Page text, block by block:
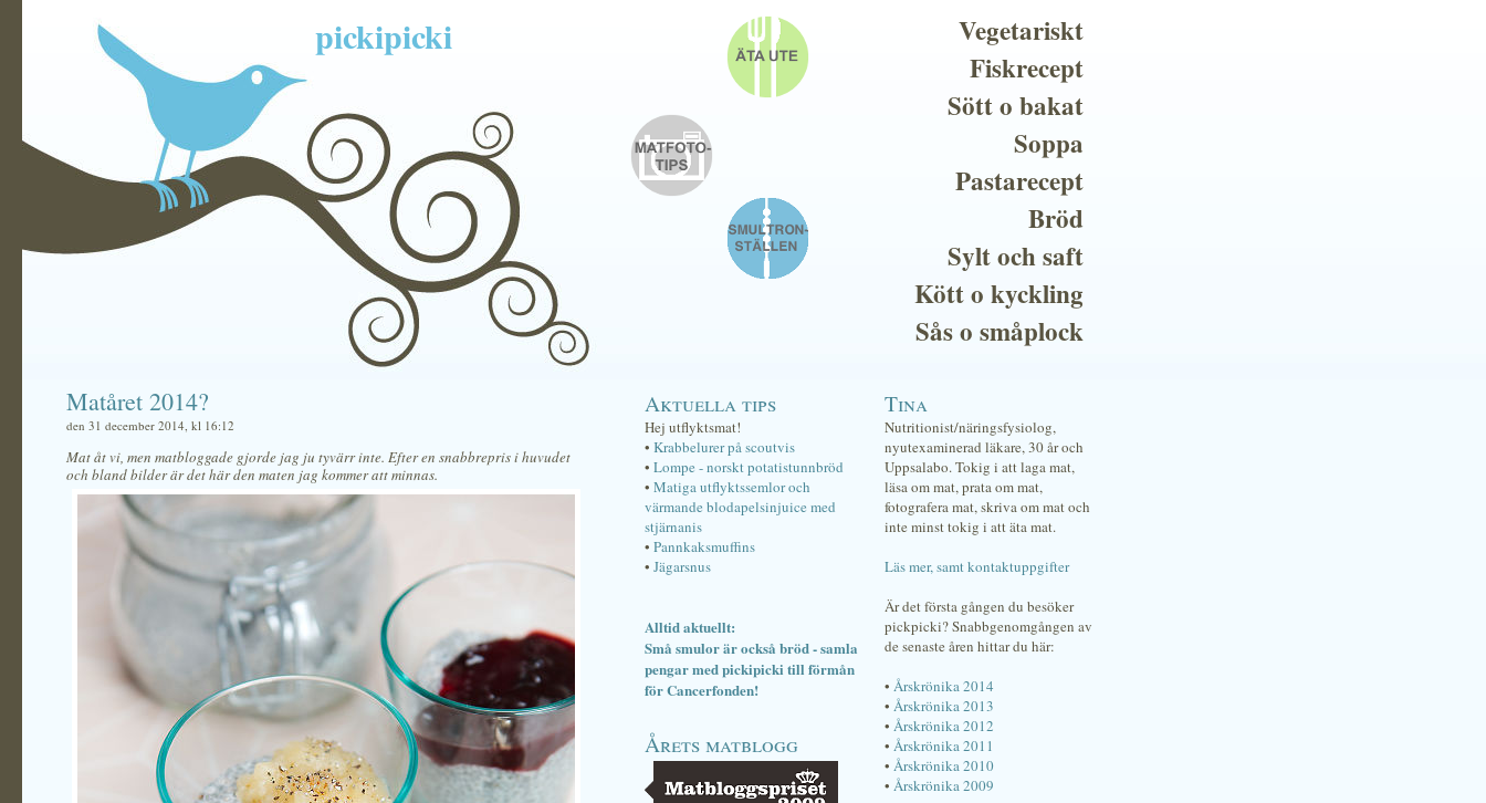
pickipicki
Vegetariskt
Fiskrecept
Sött o bakat
Soppa
Pastarecept
Bröd
Sylt och saft
Kött o kyckling
Sås o småplock
Matåret 2014?
den 31 december 2014, kl 16:12
Mat åt vi, men matbloggade gjorde jag ju tyvärr inte. Efter en snabbrepris i huvudet
och bland bilder är det här den maten jag kommer att minnas.
Aktuella tips
Hej utflyktsmat!
• Krabbelurer på scoutvis
• Lompe - norskt potatistunnbröd
• Matiga utflyktssemlor och
värmande blodapelsinjuice med
stjärnanis
• Pannkaksmuffins
• Jägarsnus
Alltid aktuellt:
Små smulor är också bröd - samla
pengar med pickipicki till förmån
för Cancerfonden!
Årets matblogg
Tina
Nutritionist/näringsfysiolog,
nyutexaminerad läkare, 30 år och
Uppsalabo. Tokig i att laga mat,
läsa om mat, prata om mat,
fotografera mat, skriva om mat och
inte minst tokig i att äta mat.
Läs mer, samt kontaktuppgifter
Är det första gången du besöker
pickpicki? Snabbgenomgången av
de senaste åren hittar du här:
• Årskrönika 2014
• Årskrönika 2013
• Årskrönika 2012
• Årskrönika 2011
• Årskrönika 2010
• Årskrönika 2009